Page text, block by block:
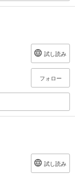
試し読み
フォロー
試し読み